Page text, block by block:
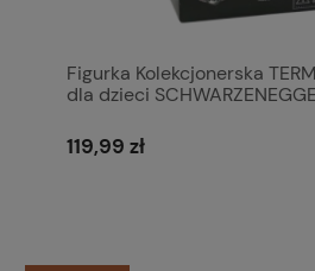
Figurka Kolekcjonerska
dla dzieci
119,99 zł